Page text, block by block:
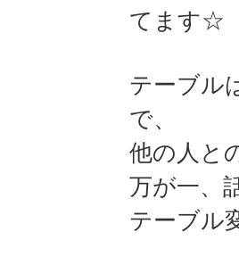
てます☆
テーブル
で、
他の人と
万が一、
テーブル